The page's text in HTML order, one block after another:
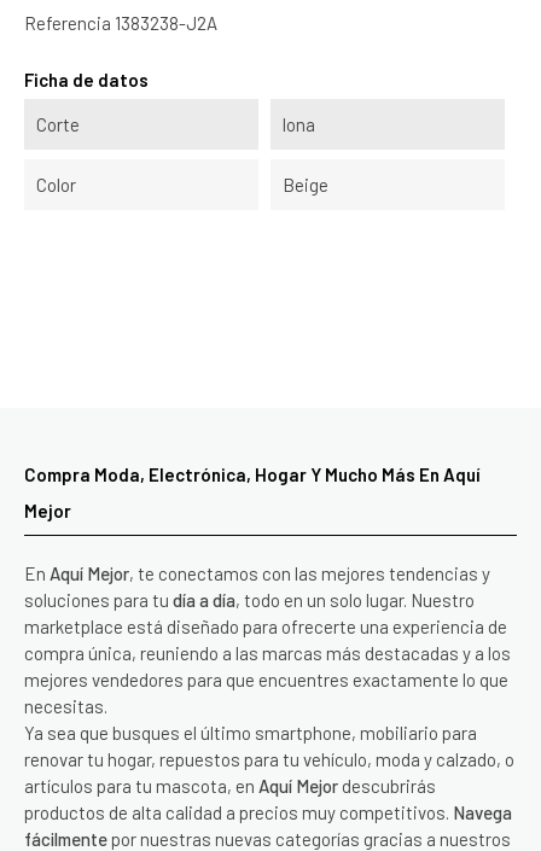
Referencia 1383238-J2A
Ficha de datos
Corte lona
Color Beige
Compra Moda, Electrónica, Hogar Y Mucho Más En Aquí
Mejor
En Aquí Mejor, te conectamos con las mejores tendencias y
soluciones para tu día a día, todo en un solo lugar. Nuestro
marketplace está diseñado para ofrecerte una experiencia de
compra única, reuniendo a las marcas más destacadas y a los
mejores vendedores para que encuentres exactamente lo que
necesitas.
Ya sea que busques el último smartphone, mobiliario para
renovar tu hogar, repuestos para tu vehículo, moda y calzado, o
artículos para tu mascota, en Aquí Mejor descubrirás
productos de alta calidad a precios muy competitivos. Navega
fácilmente por nuestras nuevas categorías gracias a nuestros